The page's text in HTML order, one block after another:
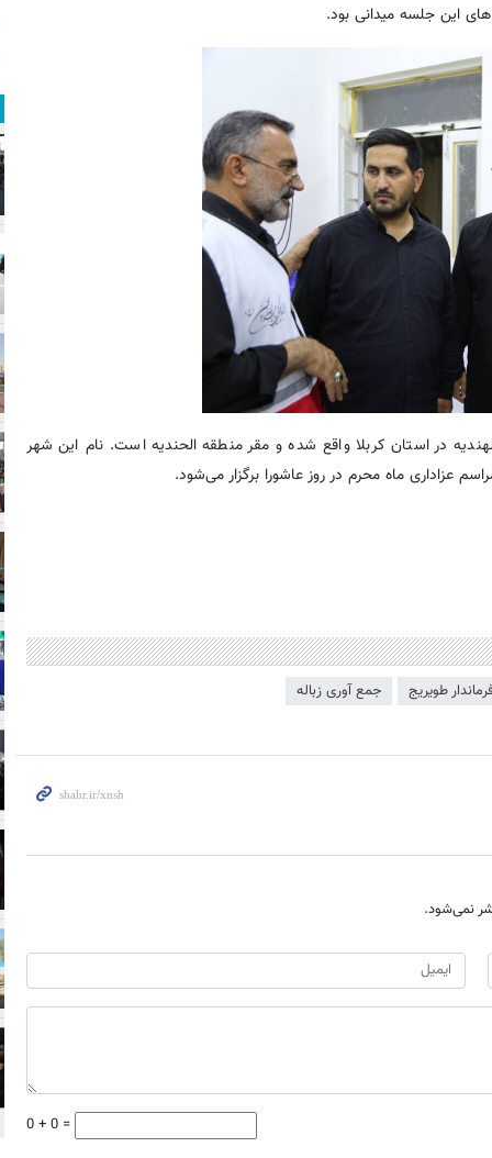
این جلسه میدانی بود.
در استان کربلا واقع شده و مقر منطقه الحندیه است. نام این شهر
عزاداری ماه محرم در روز عاشورا برگزار می‌شود.
طویریج جمع آوری زباله
نمی‌شود.
0 + 0 =